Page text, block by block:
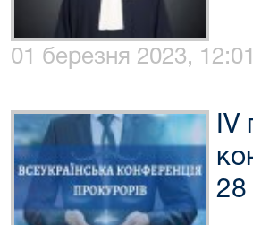
01 березня 2023, 12:01
28